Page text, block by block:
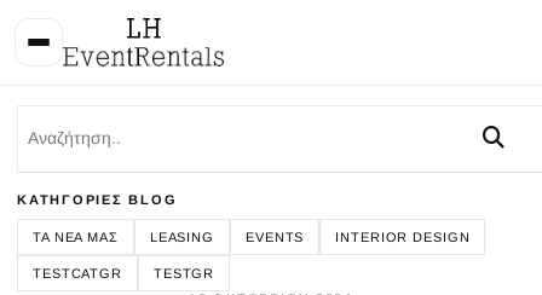
ΚΑΤΗΓΟΡΊΕΣ BLOG
ΤΑ ΝΈΑ ΜΑΣ LEASING EVENTS INTERIOR DESIGN
TESTCATGR TESTGR